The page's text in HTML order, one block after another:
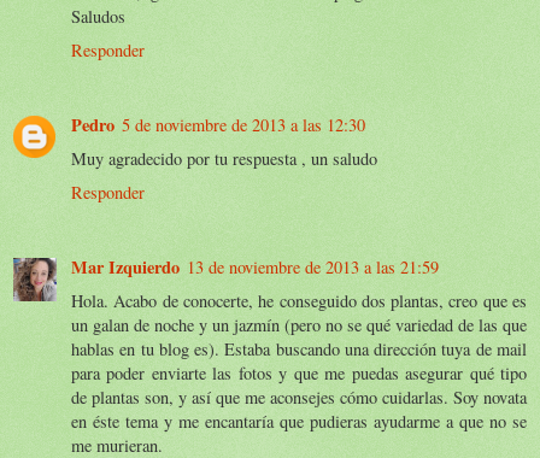
Saludos
Responder
Pedro 5 de noviembre de 2013 a las 12:30
Muy agradecido por tu respuesta , un saludo
Responder
Mar Izquierdo 13 de noviembre de 2013 a las 21:59
Hola. Acabo de conocerte, he conseguido dos plantas, creo que es
un galan de noche y un jazmín (pero no se qué variedad de las que
hablas en tu blog es). Estaba buscando una dirección tuya de mail
para poder enviarte las fotos y que me puedas asegurar qué tipo
de plantas son, y así que me aconsejes cómo cuidarlas. Soy novata
en éste tema y me encantaría que pudieras ayudarme a que no se
me murieran.